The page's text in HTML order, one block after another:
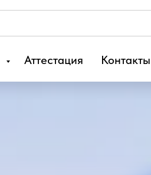
Аттестация Контакты